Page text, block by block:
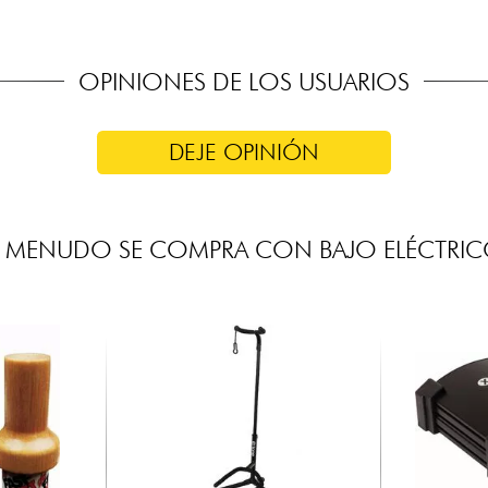
OPINIONES DE LOS USUARIOS
DEJE OPINIÓN
MENUDO SE COMPRA CON BAJO